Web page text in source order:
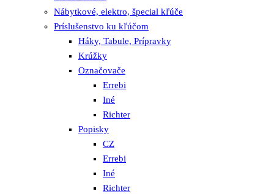
Nábytkové, elektro, špecial kľúče
Príslušenstvo ku kľúčom
Háky, Tabule, Prípravky
Krúžky
Označovače
Errebi
Iné
Richter
Popisky
CZ
Errebi
Iné
Richter